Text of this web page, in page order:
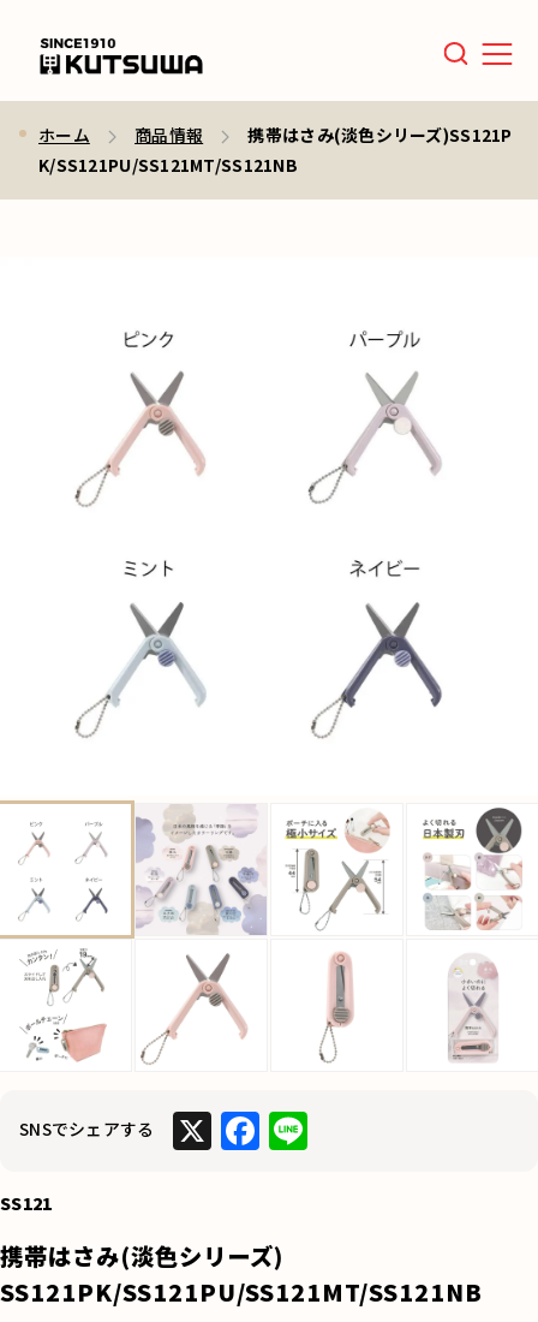
Menu
ホーム 商品情報
携帯はさみ(淡色シリーズ)SS121P
K/SS121PU/SS121MT/SS121NB
SNSでシェアする X F
a
e
b
Li
SS121
携帯はさみ(淡色シリーズ)
SS121PK/SS121PU/SS121MT/SS121NB